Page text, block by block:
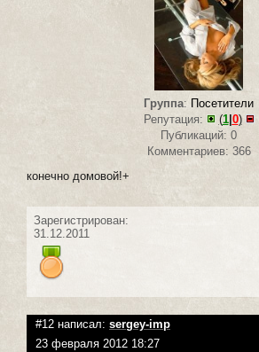
Группа: Посетители
Репутация:
(1| 0)
Публикаций: 0
Комментариев: 366
конечно домовой!+
Зарегистрирован:
31.12.2011
#12 написал: sergey-imp
23 февраля 2012 18:27